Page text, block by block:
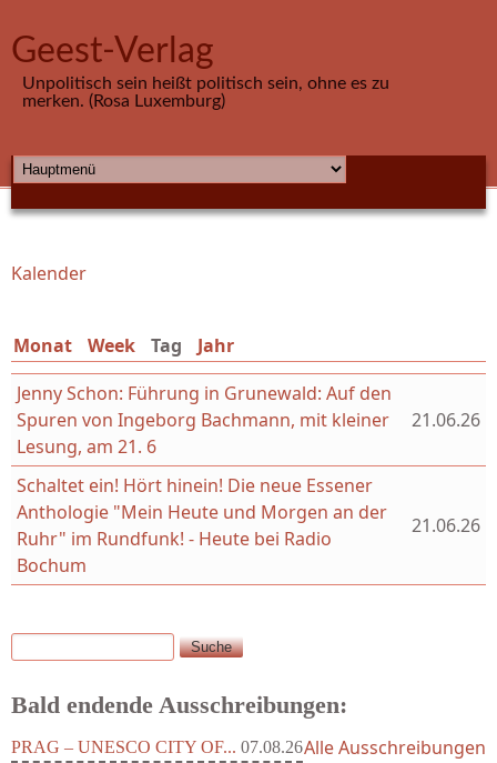
Geest-Verlag
Unpolitisch sein heißt politisch sein, ohne es zu
merken. (Rosa Luxemburg)
HAUPTMENÜ
Sie sind hier
Kalender
Monat Week Tag (aktiver Reiter)
Jahr
Jenny Schon: Führung in Grunewald: Auf den
Spuren von Ingeborg Bachmann, mit kleiner
Lesung, am 21. 6
21.06.26
Schaltet ein! Hört hinein! Die neue Essener
Anthologie "Mein Heute und Morgen an der
Ruhr" im Rundfunk! - Heute bei Radio
Bochum
21.06.26
Suchformular
Suche
Bald endende Ausschreibungen:
PRAG – UNESCO CITY OF... 07.08.26Alle Ausschreibungen